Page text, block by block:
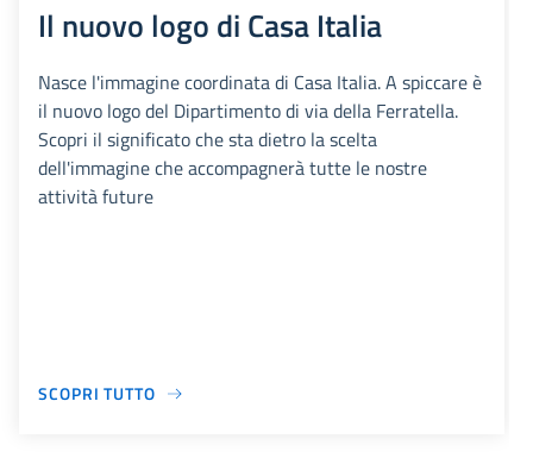
Il nuovo logo di Casa Italia
Nasce l'immagine coordinata di Casa Italia. A spiccare è
il nuovo logo del Dipartimento di via della Ferratella.
Scopri il significato che sta dietro la scelta
dell'immagine che accompagnerà tutte le nostre
attività future
SCOPRI TUTTO